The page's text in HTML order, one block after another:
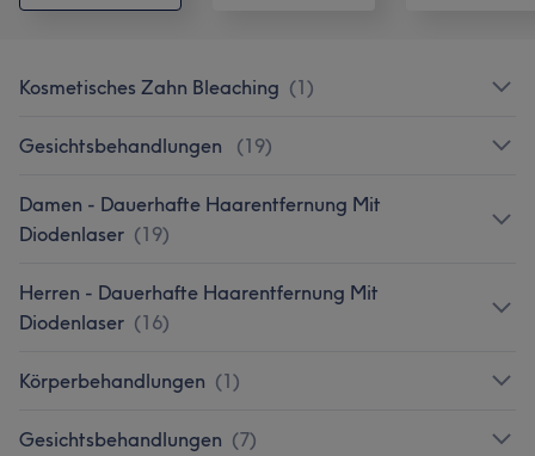
Kosmetisches Zahn Bleaching (1)
Gesichtsbehandlungen (19)
Damen - Dauerhafte Haarentfernung Mit
Diodenlaser (19)
Herren - Dauerhafte Haarentfernung Mit
Diodenlaser (16)
Körperbehandlungen (1)
Gesichtsbehandlungen (7)